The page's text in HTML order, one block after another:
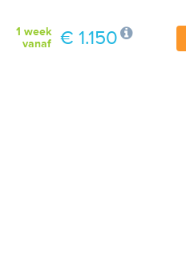
1 week
vanaf
€ 1.150